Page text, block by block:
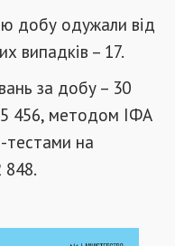
добу одужали від
випадків – 17.
за добу – 30
456, методом ІФА
тестами на
848.